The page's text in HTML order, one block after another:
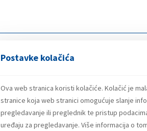
Postavke kolačića
Ova web stranica koristi kolačiće. Kolačić je
stranice koja web stranici omogućuje slanje
pregledavanje ili preglednik te pristup
uređaju za pregledavanje. Više informacija o